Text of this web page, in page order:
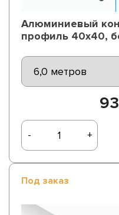
Алюминиевый
профиль 40х40,
- +
Под заказ